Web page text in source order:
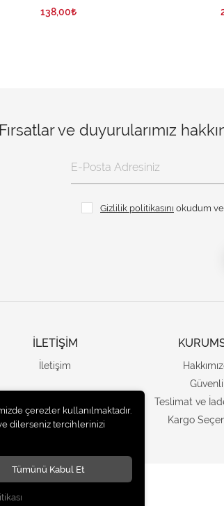
138,00
Fırsatlar ve duyurularımız
Gizlilik politikasını okudum
İLETİŞİM
İletişim
Teslimat ve
Kargo
çerezler kullanılmaktadır.
dilerseniz tercihlerinizi
Tümünü Kabul Et